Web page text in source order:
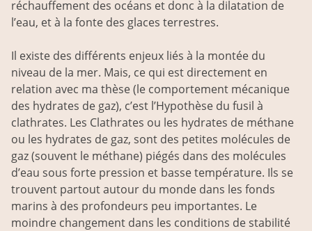
réchauffement des océans et donc à la dilatation de
l’eau, et à la fonte des glaces terrestres.
Il existe des différents enjeux liés à la montée du
niveau de la mer. Mais, ce qui est directement en
relation avec ma thèse (le comportement mécanique
des hydrates de gaz), c’est l’Hypothèse du fusil à
clathrates. Les Clathrates ou les hydrates de méthane
ou les hydrates de gaz, sont des petites molécules de
gaz (souvent le méthane) piégés dans des molécules
d’eau sous forte pression et basse température. Ils se
trouvent partout autour du monde dans les fonds
marins à des profondeurs peu importantes. Le
moindre changement dans les conditions de stabilité